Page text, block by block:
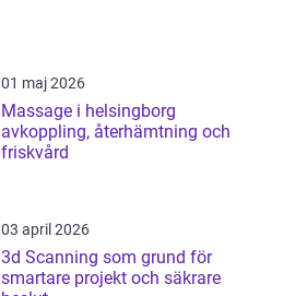
01 maj 2026
Massage i helsingborg
avkoppling, återhämtning och
friskvård
03 april 2026
3d Scanning som grund för
smartare projekt och säkrare